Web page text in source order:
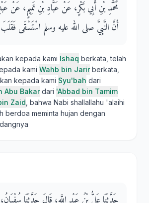
مُحَمَّدِ بْنِ أَبِي بَكْرٍ، عَنْ عَبَّادِ بْنِ تَمِيمٍ، عَنْ
أَنَّ النَّبِيَّ صلى الله عليه وسلم اسْتَسْقَى
kepada kami Ishaq berkata, telah
kami Wahb bin Jarirberkata,
kepada kami Syu'bah dari
Abu Bakardari 'Abbad bin Tamim
Zaid , bahwa Nabi shallallahu 'alaihi
berdoa meminta hujan dengan